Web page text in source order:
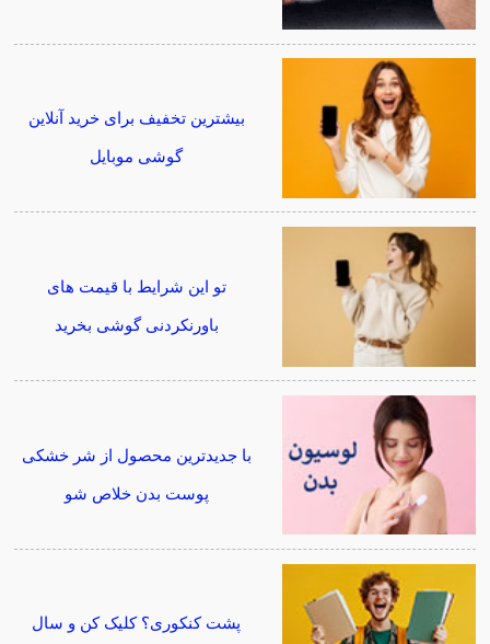
بیشترین تخفیف برای خرید آنلاین
گوشی موبایل
تو این شرایط با قیمت های
باورنکردنی گوشی بخرید
با جدیدترین محصول از شر خشکی
پوست بدن خلاص شو
پشت کنکوری؟ کلیک کن و سال